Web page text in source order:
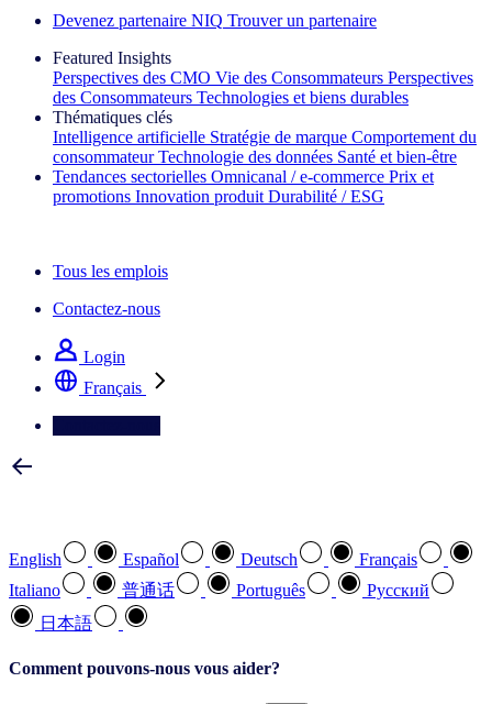
Devenez partenaire NIQ Trouver un partenaire
Featured Insights
Perspectives des CMO Vie des Consommateurs Perspectives
des Consommateurs Technologies et biens durables
Thématiques clés
Intelligence artificielle Stratégie de marque Comportement du
consommateur Technologie des données Santé et bien‑être
Tendances sectorielles Omnicanal / e‑commerce Prix et
promotions Innovation produit Durabilité / ESG
Tous les emplois
Contactez-nous
Login
Français
English Español Deutsch
Français
Italiano
普通话 Português
Pусский
日本語
Comment pouvons-nous vous aider?